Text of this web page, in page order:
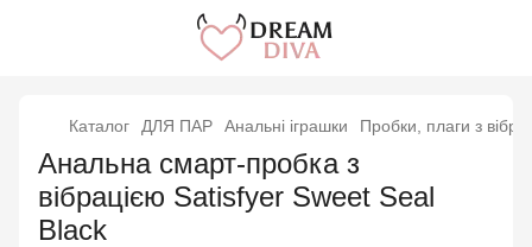
Каталог ДЛЯ ПАР Анальні іграшки Пробки, плаги з
Анальна смарт-пробка з
вібрацією Satisfyer Sweet Seal
Black